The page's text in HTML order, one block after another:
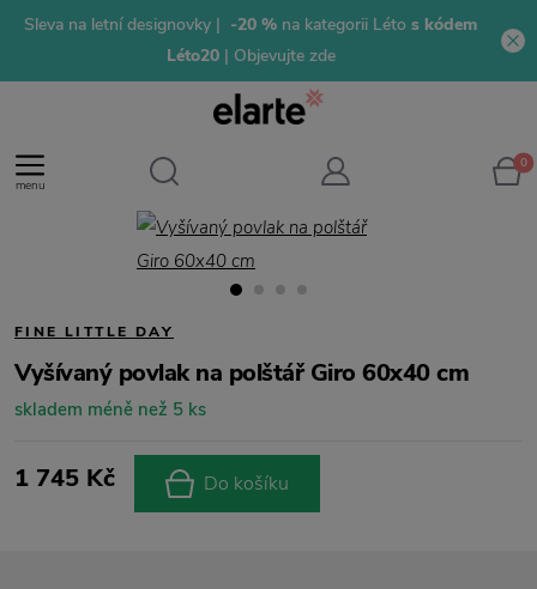
Sleva na letní designovky | -20 % na kategorii Léto s kódem
Léto20 | Objevujte zde
menu
0
FINE LITTLE DAY
Vyšívaný povlak na polštář Giro 60x40 cm
skladem méně než 5 ks
1 745 Kč Do košíku